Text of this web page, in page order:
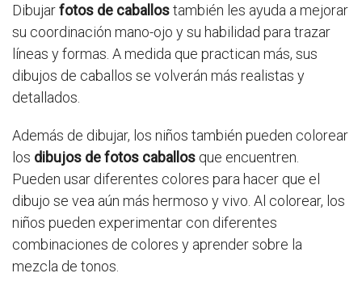
Dibujarfotos de caballostambién les ayuda a mejorar
su coordinación mano-ojo y su habilidad para trazar
líneas y formas. A medida que practican más, sus
dibujos de caballos se volverán más realistas y
detallados.
Además de dibujar, los niños también pueden colorear
los dibujos de fotos caballos que encuentren.
Pueden usar diferentes colores para hacer que el
dibujo se vea aún más hermoso y vivo. Al colorear, los
niños pueden experimentar con diferentes
combinaciones de colores y aprender sobre la
mezcla de tonos.